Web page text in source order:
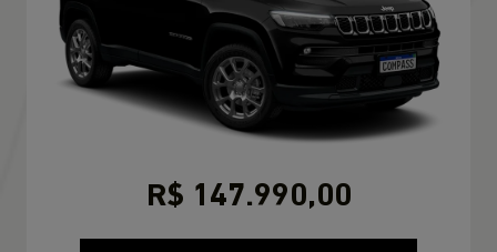
R$ 147.990,00